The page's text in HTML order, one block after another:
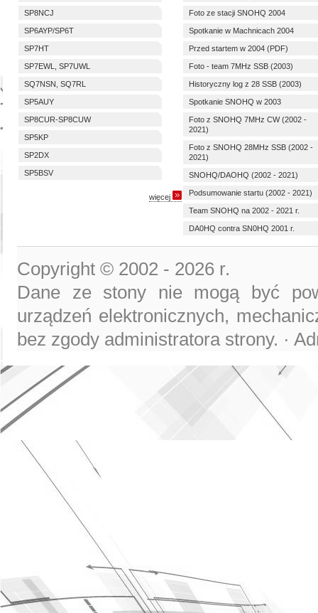
SP8NCJ
SP6AYP/SP6T
SP7HT
SP7EWL, SP7UWL
SQ7NSN, SQ7RL
SP5AUY
SP8CUR-SP8CUW
SP5KP
SP2DX
SP5BSV
więcej
Foto ze stacji SNOHQ 2004
Spotkanie w Machnicach 2004
Przed startem w 2004 (PDF)
Foto - team 7MHz SSB (2003)
Historyczny log z 28 SSB (2003)
Spotkanie SNOHQ w 2003
Foto z SNOHQ 7MHz CW (2002 -
2021)
Foto z SNOHQ 28MHz SSB (2002 -
2021)
SNOHQ/DAOHQ (2002 - 2021)
Podsumowanie startu (2002 - 2021)
Team SNOHQ na 2002 - 2021 r.
DA0HQ contra SN0HQ 2001 r.
Copyright © 2002 - 2026 r.
Dane ze stony nie mogą być
urządzeń elektronicznych,
bez zgody administratora strony. ·